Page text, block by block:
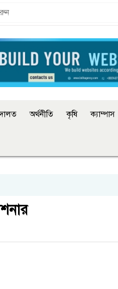
অর্থনীতি কৃষি ক্যাম্পাস